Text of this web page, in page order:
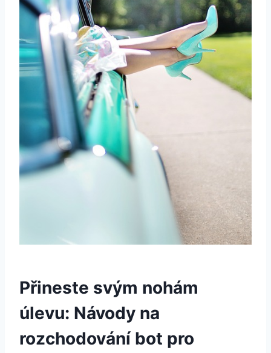
Přineste svým nohám ​
úlevu: Návody na
rozchodování bot pro